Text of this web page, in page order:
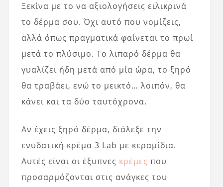
Ξεκίνα με το να αξιολογήσεις ειλικρινά
το δέρμα σου. Όχι αυτό που νομίζεις,
αλλά όπως πραγματικά φαίνεται το πρωί
μετά το πλύσιμο. Το λιπαρό δέρμα θα
γυαλίζει ήδη μετά από μία ώρα, το ξηρό
θα τραβάει, ενώ το μεικτό… λοιπόν, θα
κάνει και τα δύο ταυτόχρονα.
Αν έχεις ξηρό δέρμα, διάλεξε την
ενυδατική κρέμα 3 Lab με κεραμίδια.
Αυτές είναι οι έξυπνες κρέμες που
προσαρμόζονται στις ανάγκες του